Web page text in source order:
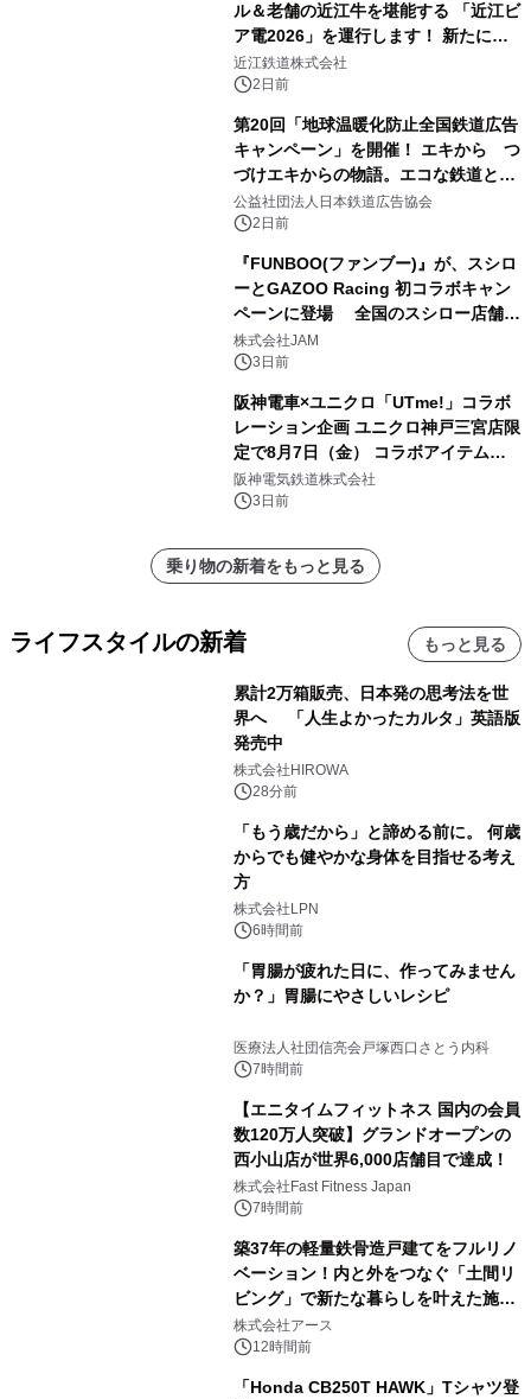
ル＆老舗の近江牛を堪能する 「近江ビ
ア電2026」を運行します！ 新たに
「長濱浪漫ビール」が参加！キリン一
番搾り飲み放題が復活！
近江鉄道株式会社
2日前
第20回「地球温暖化防止全国鉄道広告
キャンペーン」を開催！ エキから つ
づけエキからの物語。エコな鉄道とと
もに。
公益社団法人日本鉄道広告協会
2日前
『FUNBOO(ファンブー)』が、スシロ
ーとGAZOO Racing 初コラボキャン
ペーンに登場 全国のスシロー店舗で
GR 4車種の FUNBOO(ミニカー)付き
メニューが展開されます
株式会社JAM
3日前
阪神電車×ユニクロ「UTme!」コラボ
レーション企画 ユニクロ神戸三宮店限
定で8月7日（金） コラボアイテムが
発売決定！
阪神電気鉄道株式会社
3日前
乗り物の新着をもっと見る
ライフスタイルの新着 もっと見る
累計2万箱販売、日本発の思考法を世
界へ 「人生よかったカルタ」英語版
発売中
株式会社HIROWA
28分前
「もう歳だから」と諦める前に。 何歳
からでも健やかな身体を目指せる考え
方
株式会社LPN
6時間前
「胃腸が疲れた日に、作ってみません
か？」胃腸にやさしいレシピ
医療法人社団信亮会戸塚西口さとう内科
7時間前
【エニタイムフィットネス 国内の会員
数120万人突破】グランドオープンの
西小山店が世界6,000店舗目で達成！
株式会社Fast Fitness Japan
7時間前
築37年の軽量鉄骨造戸建てをフルリノ
ベーション！内と外をつなぐ「土間リ
ビング」で新たな暮らしを叶えた施工
事例を株式会社アースが公開
株式会社アース
12時間前
「Honda CB250T HAWK」Tシャツ登